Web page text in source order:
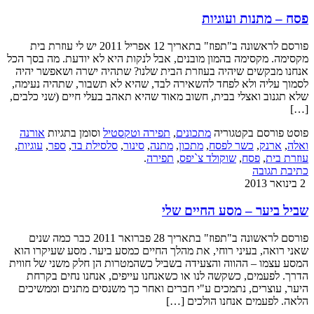
פסח – מתנות ועוגיות
פורסם לראשונה ב"תפוז" בתאריך 12 אפריל 2011 יש לי עוזרת בית
מקסימה. מקסימה בהמון מובנים, אבל לנקות היא לא יודעת. מה בסך הכל
אנחנו מבקשים שיהיה בעוזרת הבית שלנו? שתהיה ישרה ושאפשר יהיה
לסמוך עליה ולא לפחד להשאירה לבד, שהיא לא תשבור, שתהיה נעימה,
שלא תגנוב ואצלי בבית, חשוב מאוד שהיא תאהב בעלי חיים (שני כלבים,
[…]
פוסט פורסם בקטגוריהמתכונים,תפירה וטקסטילוסומן בתגיותאורנה
ואלה,ארנק,כשר לפסח,מתכון,מתנה,סינור,סלסילת בד,ספר,עוגיות,
עוזרת בית,פסח,שוקולד צ`יפס,תפירה.
כתיבת תגובה
שביל ביער – מסע החיים שלי
פורסם לראשונה ב"תפוז" בתאריך 28 פברואר 2011 כבר כמה שנים
שאני רואה, בעיני רוחי, את מהלך החיים כמסע ביער. מסע שעיקרו הוא
המסע עצמו – ההווה והצעידה בשביל כשהמטרות הן חלק משני של חווית
הדרך. לפעמים, כשקשה לנו או כשאנחנו עייפים, אנחנו נחים בקרחת
היער, עוצרים, נתמכים ע"י חברים ואחר כך משנסים מתנים וממשיכים
הלאה. לפעמים אנחנו הולכים […]